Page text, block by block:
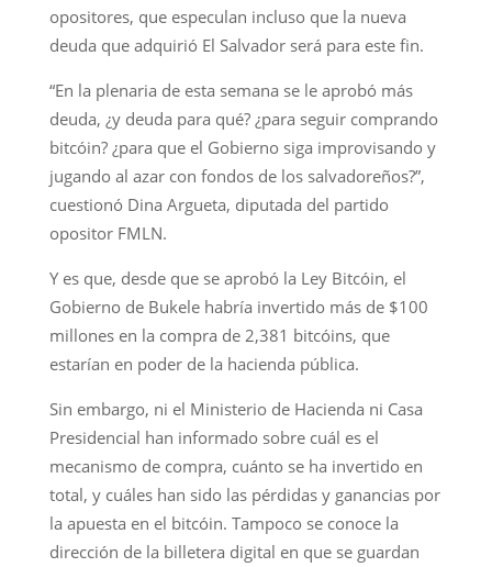
opositores, que especulan incluso que la nueva
deuda que adquirió El Salvador será para este fin.
“En la plenaria de esta semana se le aprobó más
deuda, ¿y deuda para qué? ¿para seguir comprando
bitcóin? ¿para que el Gobierno siga improvisando y
jugando al azar con fondos de los salvadoreños?”,
cuestionó Dina Argueta, diputada del partido
opositor FMLN.
Y es que, desde que se aprobó la Ley Bitcóin, el
Gobierno de Bukele habría invertido más de $100
millones en la compra de 2,381 bitcóins, que
estarían en poder de la hacienda pública.
Sin embargo, ni el Ministerio de Hacienda ni Casa
Presidencial han informado sobre cuál es el
mecanismo de compra, cuánto se ha invertido en
total, y cuáles han sido las pérdidas y ganancias por
la apuesta en el bitcóin. Tampoco se conoce la
dirección de la billetera digital en que se guardan